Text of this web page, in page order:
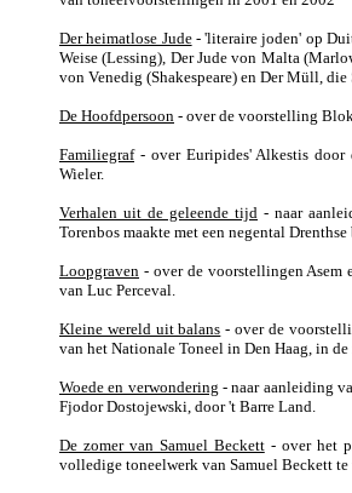
Der heimatlose Jude- 'literaire joden' op
Weise (Lessing), Der Jude von Malta
von Venedig (Shakespeare) en Der Müll,
De Hoofdpersoon - over de voorstelling
Familiegraf- over Euripides' Alkestis door
Wieler.
Verhalen uit de geleende tijd - naar
Torenbos maakte met een negental Drenthse
Loopgraven - over de voorstellingen
van Luc Perceval.
Kleine wereld uit balans - over de
van het Nationale Toneel in Den Haag, in
Woede en verwondering - naar aanleiding
Fjodor Dostojewski, door 't Barre Land.
De zomer van Samuel Beckett- over het
volledige toneelwerk van Samuel Beckett